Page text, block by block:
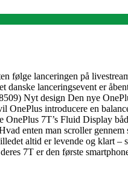
lanceringen på
danske lanceringsevent er
Nyt design Den nye
OnePlus introducere en
7T’s Fluid Display
enten man scroller
altid er levende og klart –
7T er den første